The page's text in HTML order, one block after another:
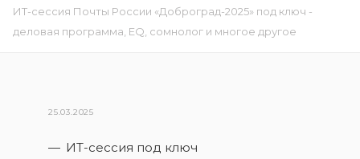
ИТ-сессия Почты России «Доброград-2025» под ключ -
деловая программа, EQ, сомнолог и многое другое
25.03.2025
ИТ-сессия под ключ